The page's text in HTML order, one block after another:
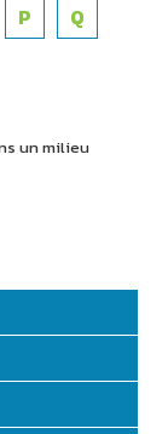
P
Q
un milieu